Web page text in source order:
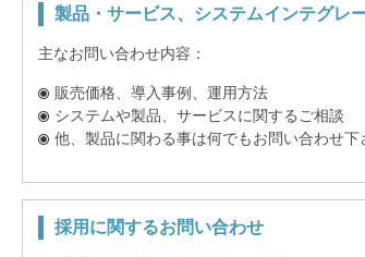
製品・サービス、システムインテグレ
主なお問い合わせ内容：
販売価格、導入事例、運用方法
システムや製品、サービスに関するご相談
他、製品に関わる事は何でもお問い合わせ下
採用 に関するお問い合わせ